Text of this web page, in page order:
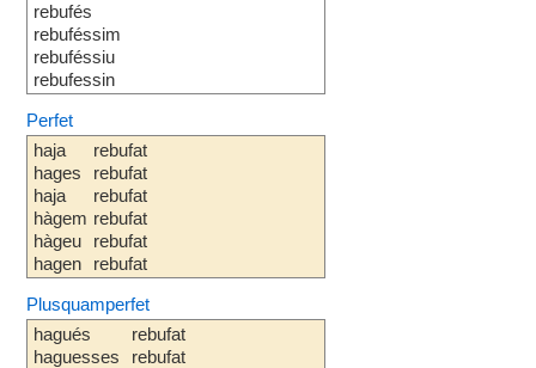
rebufés
rebuféssim
rebuféssiu
rebufessin
Perfet
haja
hages
haja
hàgem
hàgeu
hagen
rebufat
rebufat
rebufat
rebufat
rebufat
rebufat
Plusquamperfet
hagués
haguesses
rebufat
rebufat